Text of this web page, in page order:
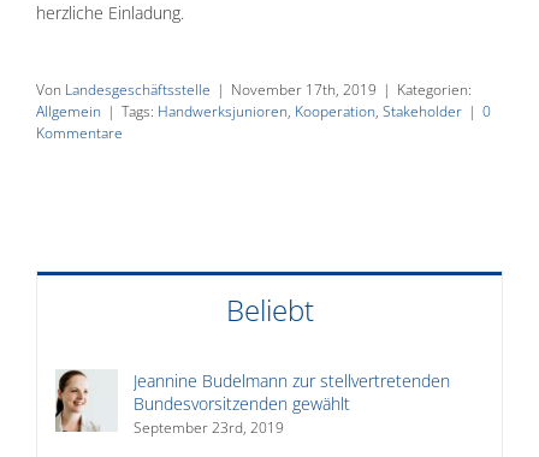
herzliche Einladung.
Von Landesgeschäftsstelle | November 17th, 2019 | Kategorien:
Allgemein | Tags: Handwerksjunioren, Kooperation, Stakeholder | 0
Kommentare
Beliebt
Jeannine Budelmann zur stellvertretenden
Bundesvorsitzenden gewählt
September 23rd, 2019